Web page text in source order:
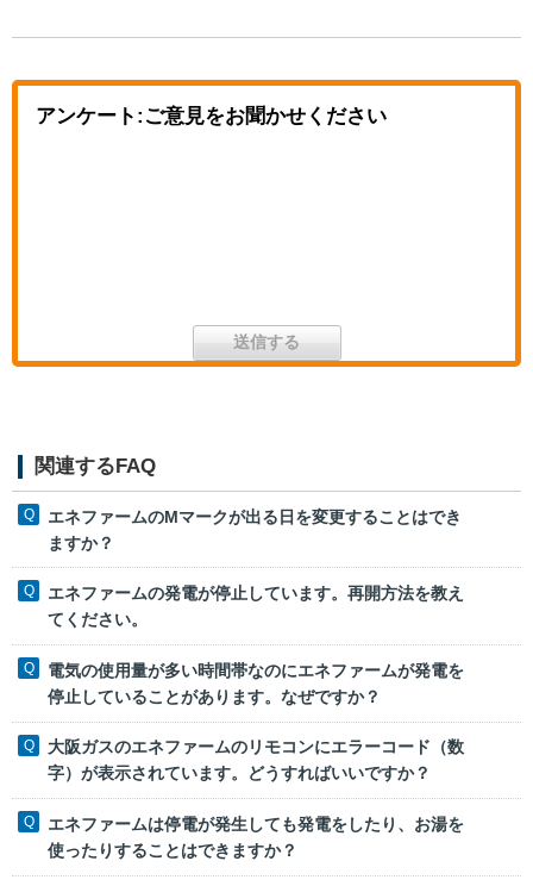
アンケート:ご意見をお聞かせください
関連するFAQ
エネファームのMマークが出る日を変更することはでき
ますか？
エネファームの発電が停止しています。再開方法を教え
てください。
電気の使用量が多い時間帯なのにエネファームが発電を
停止していることがあります。なぜですか？
大阪ガスのエネファームのリモコンにエラーコード（数
字）が表示されています。どうすればいいですか？
エネファームは停電が発生しても発電をしたり、お湯を
使ったりすることはできますか？